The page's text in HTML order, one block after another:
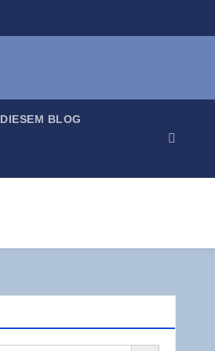
BLOG
Search Button